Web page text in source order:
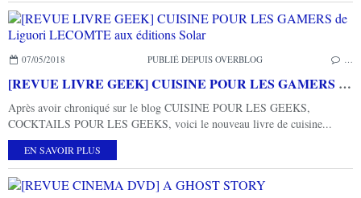
07/05/2018 PUBLIÉ DEPUIS OVERBLOG
[REVUE LIVRE GEEK] CUISINE POUR LES GAMERS de Liguori LECOMTE aux éditions Solar
Après avoir chroniqué sur le blog CUISINE POUR LES GEEKS,
COCKTAILS POUR LES GEEKS, voici le nouveau livre de cuisine...
EN SAVOIR PLUS